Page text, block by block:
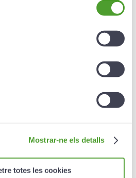
Mostrar-ne els detalls
totes les cookies
Estudiante
personas que desean